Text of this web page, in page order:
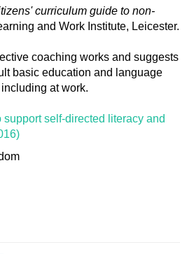
curriculum guide to non-
and Work Institute, Leicester.
coaching works and suggests
basic education and language
at work.
support self-directed literacy and